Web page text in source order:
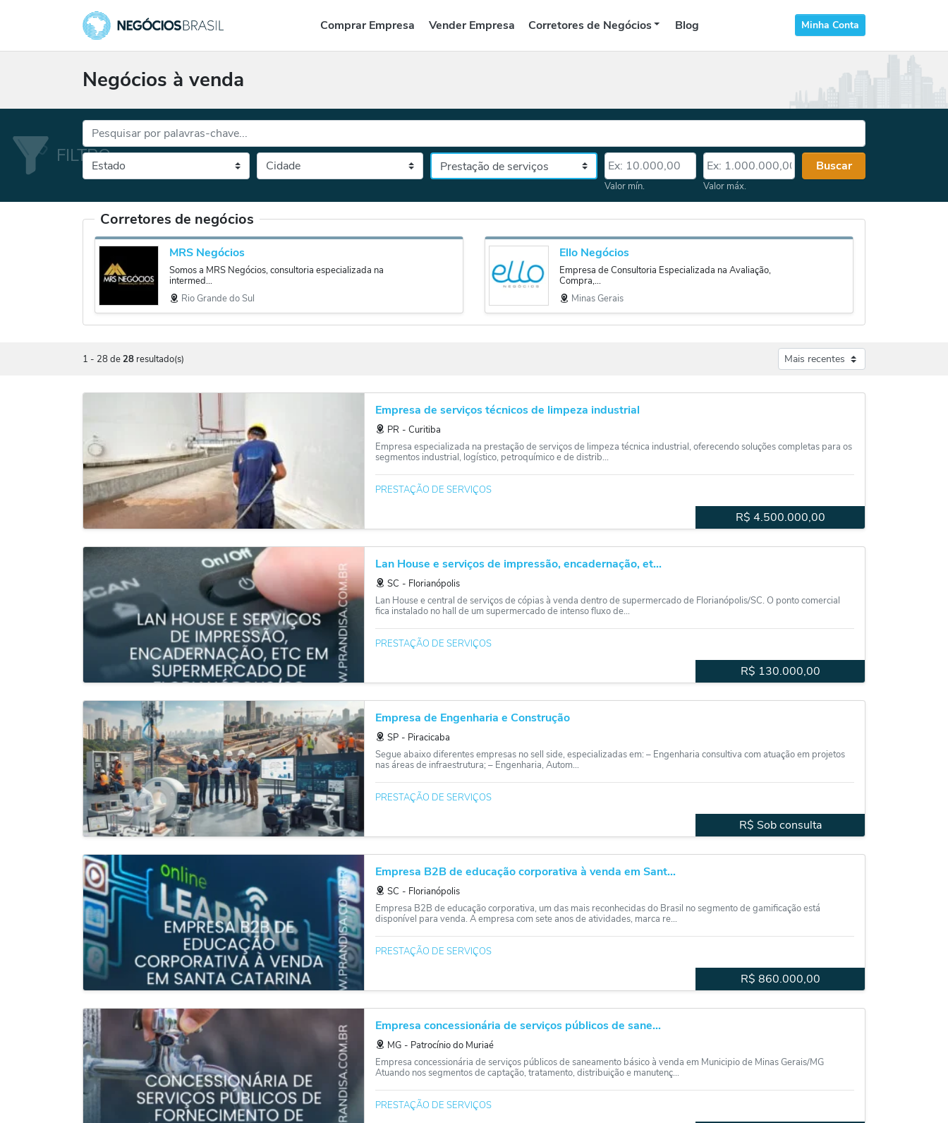
Comprar Empresa Vender Empresa Corretores de Negócios Blog Minha Conta
Negócios à venda
Palavras-chave...
Cidade
Selecione o estado, depois a cidade
Categoria Valor mín.
Valor mín.
Valor máx.
Valor máx.
Buscar
Corretores de negócios
MRS Negócios
Somos a MRS Negócios, consultoria especializada na
intermed...
Rio Grande do Sul
Ello Negócios
Empresa de Consultoria Especializada na Avaliação,
Compra,...
Minas Gerais
1 - 28de28 resultado(s)
Empresa de serviços técnicos de limpeza industrial
PR ‐ Curitiba
Empresa especializada na prestação de serviços de limpeza técnica industrial, oferecendo soluções completas para os
segmentos industrial, logístico, petroquímico e de distrib...
PRESTAÇÃO DE SERVIÇOS
R$ 4.500.000,00
Lan House e serviços de impressão, encadernação, et...
SC ‐ Florianópolis
Lan House e central de serviços de cópias à venda dentro de supermercado de Florianópolis/SC. O ponto comercial
fica instalado no hall de um supermercado de intenso fluxo de...
PRESTAÇÃO DE SERVIÇOS
R$ 130.000,00
Empresa de Engenharia e Construção
SP ‐ Piracicaba
Segue abaixo diferentes empresas no sell side, especializadas em: – Engenharia consultiva com atuação em projetos
nas áreas de infraestrutura; – Engenharia, Autom...
PRESTAÇÃO DE SERVIÇOS
R$ Sob consulta
Empresa B2B de educação corporativa à venda em Sant...
SC ‐ Florianópolis
Empresa B2B de educação corporativa, um das mais reconhecidas do Brasil no segmento de gamificação está
disponível para venda. A empresa com sete anos de atividades, marca re...
PRESTAÇÃO DE SERVIÇOS
R$ 860.000,00
Empresa concessionária de serviços públicos de sane...
MG ‐ Patrocínio do Muriaé
Empresa concessionária de serviços públicos de saneamento básico à venda em Municipio de Minas Gerais/MG
Atuando nos segmentos de captação, tratamento, distribuição e manutenç...
PRESTAÇÃO DE SERVIÇOS